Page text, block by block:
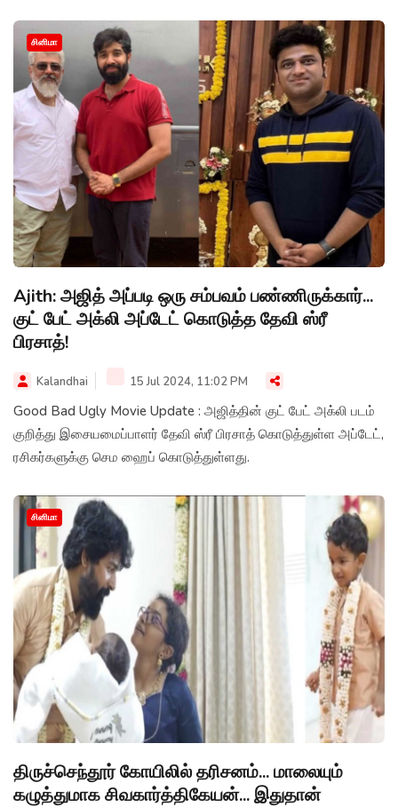
சினிமா
Ajith: அஜித் அப்படி ஒரு சம்பவம் பண்ணிருக்கார்...
குட் பேட் அக்லி அப்டேட் கொடுத்த தேவி ஸ்ரீ
பிரசாத்!
Kalandhai 15 Jul 2024, 11:02 PM
Good Bad Ugly Movie Update : அஜித்தின் குட் பேட் அக்லி படம்
குறித்து இசையமைப்பாளர் தேவி ஸ்ரீ பிரசாத் கொடுத்துள்ள அப்டேட்,
ரசிகர்களுக்கு செம ஹைப் கொடுத்துள்ளது.
சினிமா
திருச்செந்தூர் கோயிலில் தரிசனம்... மாலையும்
கழுத்துமாக சிவகார்த்திகேயன்... இதுதான்